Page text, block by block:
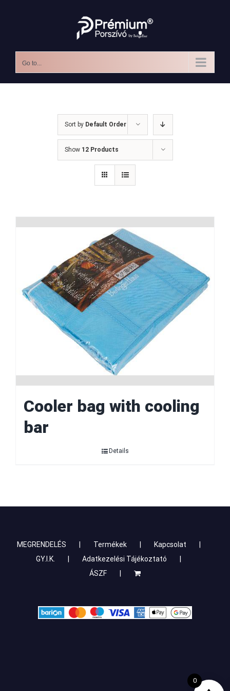
Go to...
Sort by Default Order
Show 12 Products
Cooler bag with cooling
bar
Details
MEGRENDELÉS Termékek
Kapcsolat
GY.I.K.
Adatkezelési Tájékoztató
ÁSZF
0